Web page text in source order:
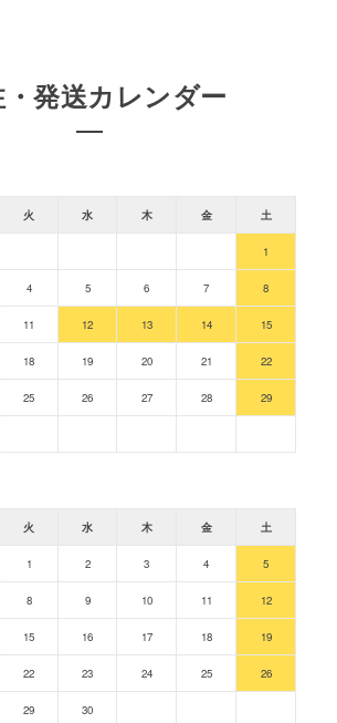
・発送カレンダー
火 水 木 金 土
1
4 5 6 7 8
11 12 13 14 15
18 19 20 21 22
25 26 27 28 29
火 水 木 金 土
1 2 3 4 5
8 9 10 11 12
15 16 17 18 19
22 23 24 25 26
29 30